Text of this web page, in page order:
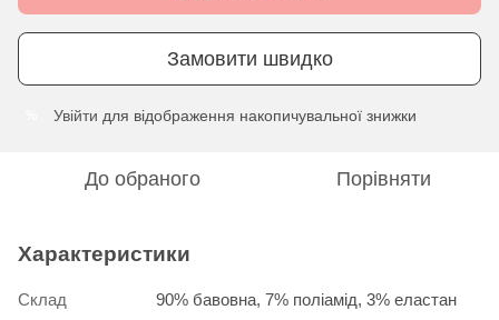
Замовити швидко
Увійти для відображення накопичувальної знижки
До обраного Порівняти
Характеристики
Склад
90% бавовна, 7% поліамід, 3% еластан